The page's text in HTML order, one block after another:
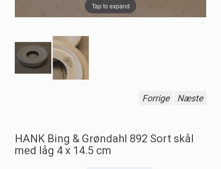
Tap to expand
Forrige Næste
HANK Bing & Grøndahl 892 Sort skål
med låg 4 x 14.5 cm